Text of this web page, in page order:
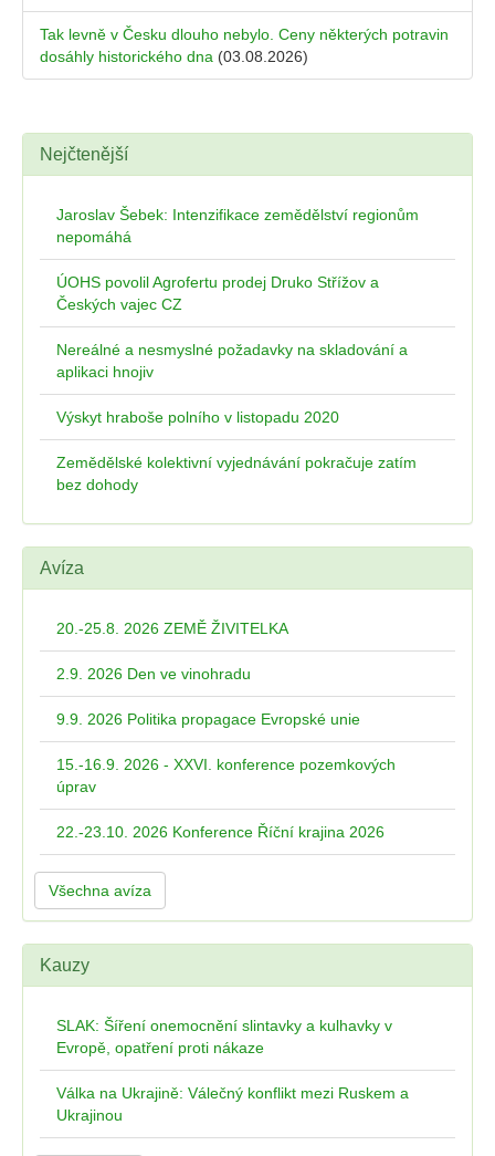
Tak levně v Česku dlouho nebylo. Ceny některých potravin
dosáhly historického dna (03.08.2026)
Nejčtenější
Jaroslav Šebek: Intenzifikace zemědělství regionům
nepomáhá
ÚOHS povolil Agrofertu prodej Druko Střížov a
Českých vajec CZ
Nereálné a nesmyslné požadavky na skladování a
aplikaci hnojiv
Výskyt hraboše polního v listopadu 2020
Zemědělské kolektivní vyjednávání pokračuje zatím
bez dohody
Avíza
20.-25.8. 2026 ZEMĚ ŽIVITELKA
2.9. 2026 Den ve vinohradu
9.9. 2026 Politika propagace Evropské unie
15.-16.9. 2026 - XXVI. konference pozemkových
úprav
22.-23.10. 2026 Konference Říční krajina 2026
Všechna avíza
Kauzy
SLAK: Šíření onemocnění slintavky a kulhavky v
Evropě, opatření proti nákaze
Válka na Ukrajině: Válečný konflikt mezi Ruskem a
Ukrajinou